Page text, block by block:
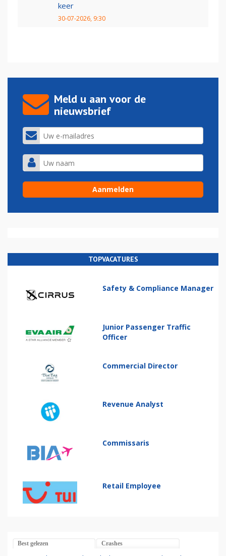
keer
30-07-2026, 9:30
Meld u aan voor de
nieuwsbrief
TOPVACATURES
Safety & Compliance Manager
Junior Passenger Traffic
Officer
Commercial Director
Revenue Analyst
Commissaris
Retail Employee
Best gelezen Crashes